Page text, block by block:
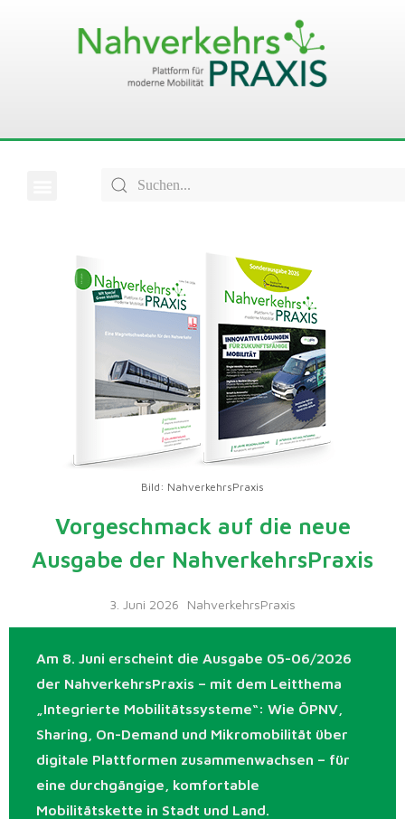
Bild: NahverkehrsPraxis
Vorgeschmack auf die neue
Ausgabe der NahverkehrsPraxis
3. Juni 2026 NahverkehrsPraxis
Am 8. Juni erscheint die Ausgabe 05-06/2026
der NahverkehrsPraxis – mit dem Leitthema
„Integrierte Mobilitätssysteme“: Wie ÖPNV,
Sharing, On-Demand und Mikromobilität über
digitale Plattformen zusammenwachsen – für
eine durchgängige, komfortable
Mobilitätskette in Stadt und Land.